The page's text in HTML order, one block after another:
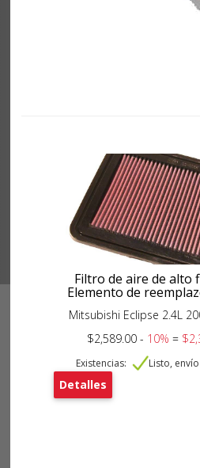
Filtro de aire de alto
Elemento de
Mitsubishi Eclipse 2.4L
$2,589.00 - 10% =
Existencias: Listo,
Detalles